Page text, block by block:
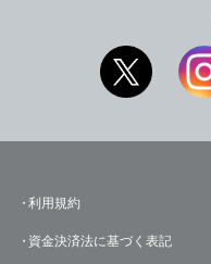
利用規約
資金決済法に基づく表記